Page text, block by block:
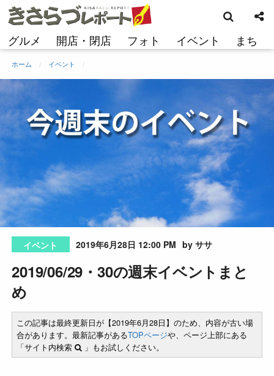
コ
ン
ン
へ
ス
キ
ッ
プ
グルメ 開店・閉店 フォト イベント まち
索
ホーム イベント
イベント 2019年6月28日 12:00 PM by ササ
2019/06/29・30の週末イベントまと
め
この記事は最終更新日が【2019年6月28日】のため、内容が古い場
合があります。最新記事があるTOPページや、ページ上部にある
「サイト内検索
」もお試しください。